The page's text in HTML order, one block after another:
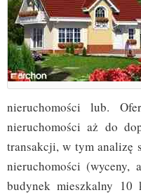
nieruchomości lub.
nieruchomości aż do
transakcji, w tym analizę
nieruchomości (wyceny,
budynek mieszkalny